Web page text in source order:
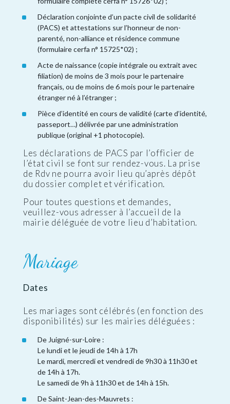
Déclaration conjointe d’un pacte civil de solidarité
(PACS) et attestations sur l’honneur de non-
parenté, non-alliance et résidence commune
(formulaire cerfa n° 15725*02) ;
Acte de naissance (copie intégrale ou extrait avec
filiation) de moins de 3 mois pour le partenaire
français, ou de moins de 6 mois pour le partenaire
étranger né à l’étranger ;
Pièce d’identité en cours de validité (carte d’identité,
passeport…) délivrée par une administration
publique (original +1 photocopie).
Les déclarations de PACS par l’officier de
l’état civil se font sur rendez-vous. La prise
de Rdv ne pourra avoir lieu qu’après dépôt
du dossier complet et vérification.
Pour toutes questions et demandes,
veuillez-vous adresser à l’accueil de la
mairie déléguée de votre lieu d’habitation.
Mariage
Dates
Les mariages sont célébrés (en fonction des
disponibilités) sur les mairies déléguées :
De Juigné-sur-Loire :
Le lundi et le jeudi de 14h à 17h
Le mardi, mercredi et vendredi de 9h30 à 11h30 et
de 14h à 17h.
Le samedi de 9h à 11h30 et de 14h à 15h.
De Saint-Jean-des-Mauvrets :